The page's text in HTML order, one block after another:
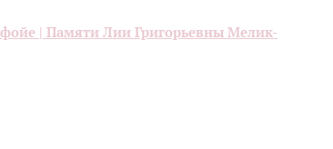
| Памяти Лии Григорьевны Мелик-